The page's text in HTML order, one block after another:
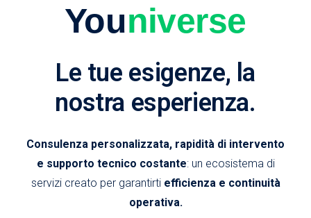
Youniverse
Le tue esigenze, la
nostra esperienza.
Consulenza personalizzata, rapidità di intervento
e supporto tecnico costante: un ecosistema di
servizi creato per garantirti efficienza e continuità
operativa.